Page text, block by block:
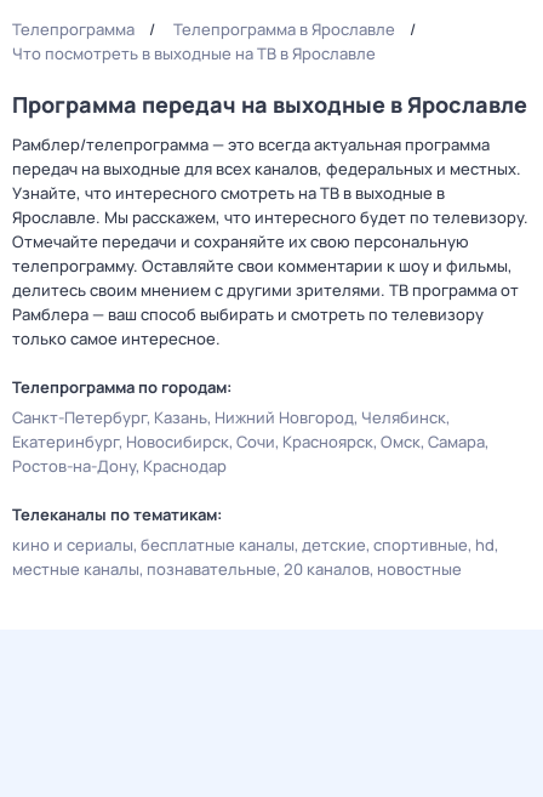
Телепрограмма
Телепрограмма в Ярославле
Что посмотреть в выходные на ТВ в Ярославле
Программа передач на выходные в Ярославле
Рамблер/телепрограмма — это всегда актуальная программа
передач на выходные для всех каналов, федеральных и местных.
Узнайте, что интересного смотреть на ТВ в выходные в
Ярославле. Мы расскажем, что интересного будет по телевизору.
Отмечайте передачи и сохраняйте их свою персональную
телепрограмму. Оставляйте свои комментарии к шоу и фильмы,
делитесь своим мнением с другими зрителями. ТВ программа от
Рамблера — ваш способ выбирать и смотреть по телевизору
только самое интересное.
Телепрограмма по городам:
Санкт-Петербург Казань Нижний Новгород Челябинск
Екатеринбург Новосибирск Сочи Красноярск Омск Самара
Ростов-на-Дону Краснодар
Телеканалы по тематикам:
кино и сериалы бесплатные каналы детские спортивные hd
местные каналы познавательные 20 каналов новостные